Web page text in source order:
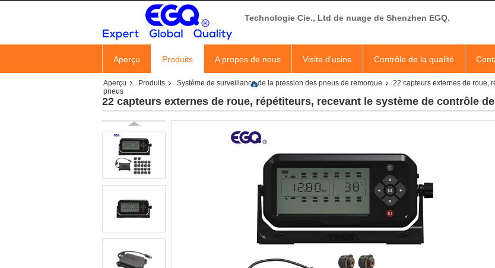
Technologie Cie., Ltd de nuage de Shenzhen EGQ.
Aperçu Produits A propos de nous Visite d'usine Contrôle de la qualité
Aperçu Produits Système de surveillance de la pression des pneus de remorque
22 capteurs externes de roue,
pneus
22 capteurs externes de roue, répétiteurs, recevant le système de contrôle